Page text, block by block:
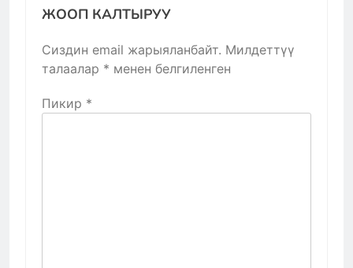
ЖООП КАЛТЫРУУ
Сиздин email жарыяланбайт. Милдеттүү
талаалар * менен белгиленген
Пикир *